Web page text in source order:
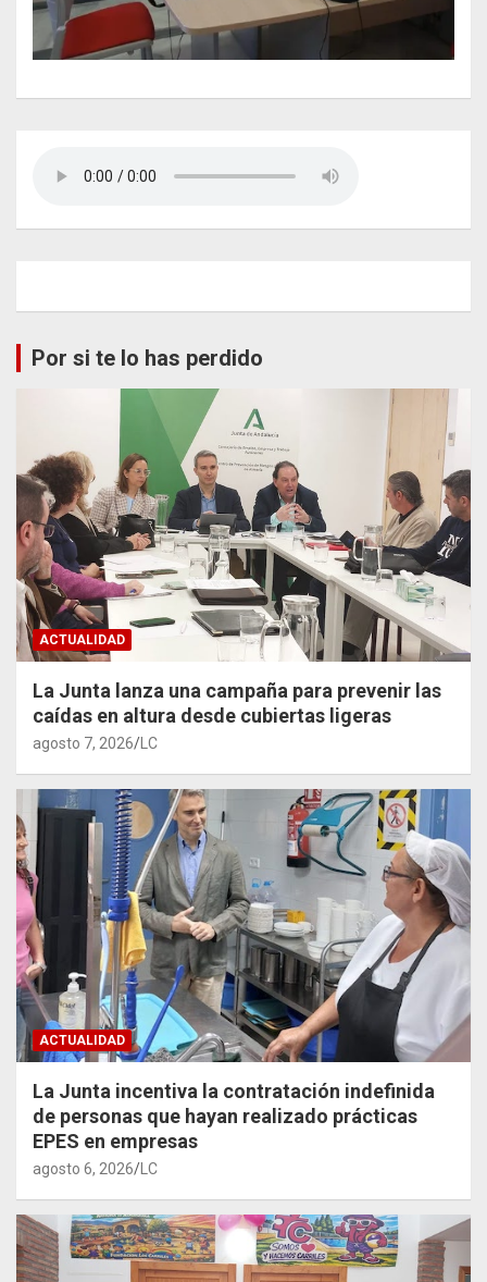
Por si te lo has perdido
ACTUALIDAD
La Junta lanza una campaña para prevenir las
caídas en altura desde cubiertas ligeras
agosto 7, 2026 LC
ACTUALIDAD
La Junta incentiva la contratación indefinida
de personas que hayan realizado prácticas
EPES en empresas
agosto 6, 2026 LC